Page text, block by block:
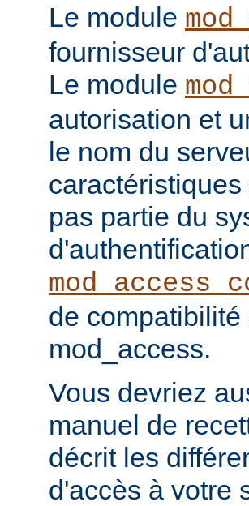
Le module
fournisseur
Le module
autorisation et
le nom du
pas partie du
de
mod_access.
Vous devriez
manuel de
décrit les
d'accès à votre